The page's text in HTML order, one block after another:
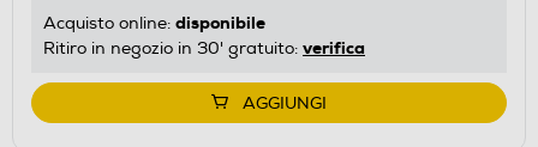
Acquisto online: disponibile
Ritiro in negozio in 30' gratuito: verifica
AGGIUNGI